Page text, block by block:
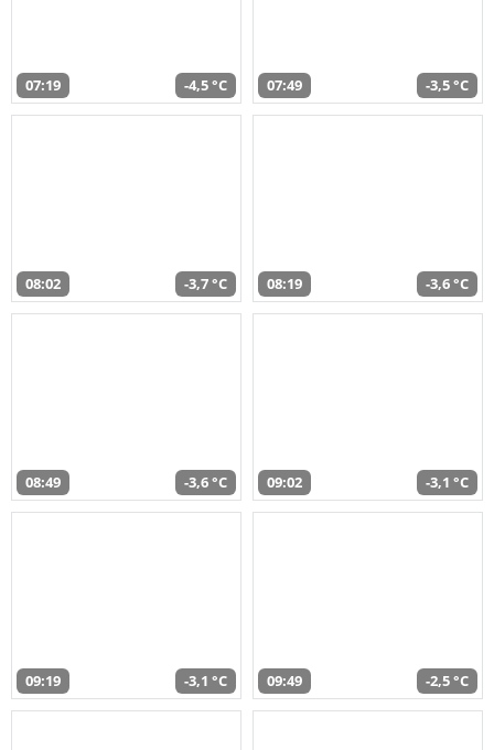
07:19 -4,5 °C 07:49 -3,5 °C
08:02 -3,7 °C 08:19 -3,6 °C
08:49 -3,6 °C 09:02 -3,1 °C
09:19 -3,1 °C 09:49 -2,5 °C